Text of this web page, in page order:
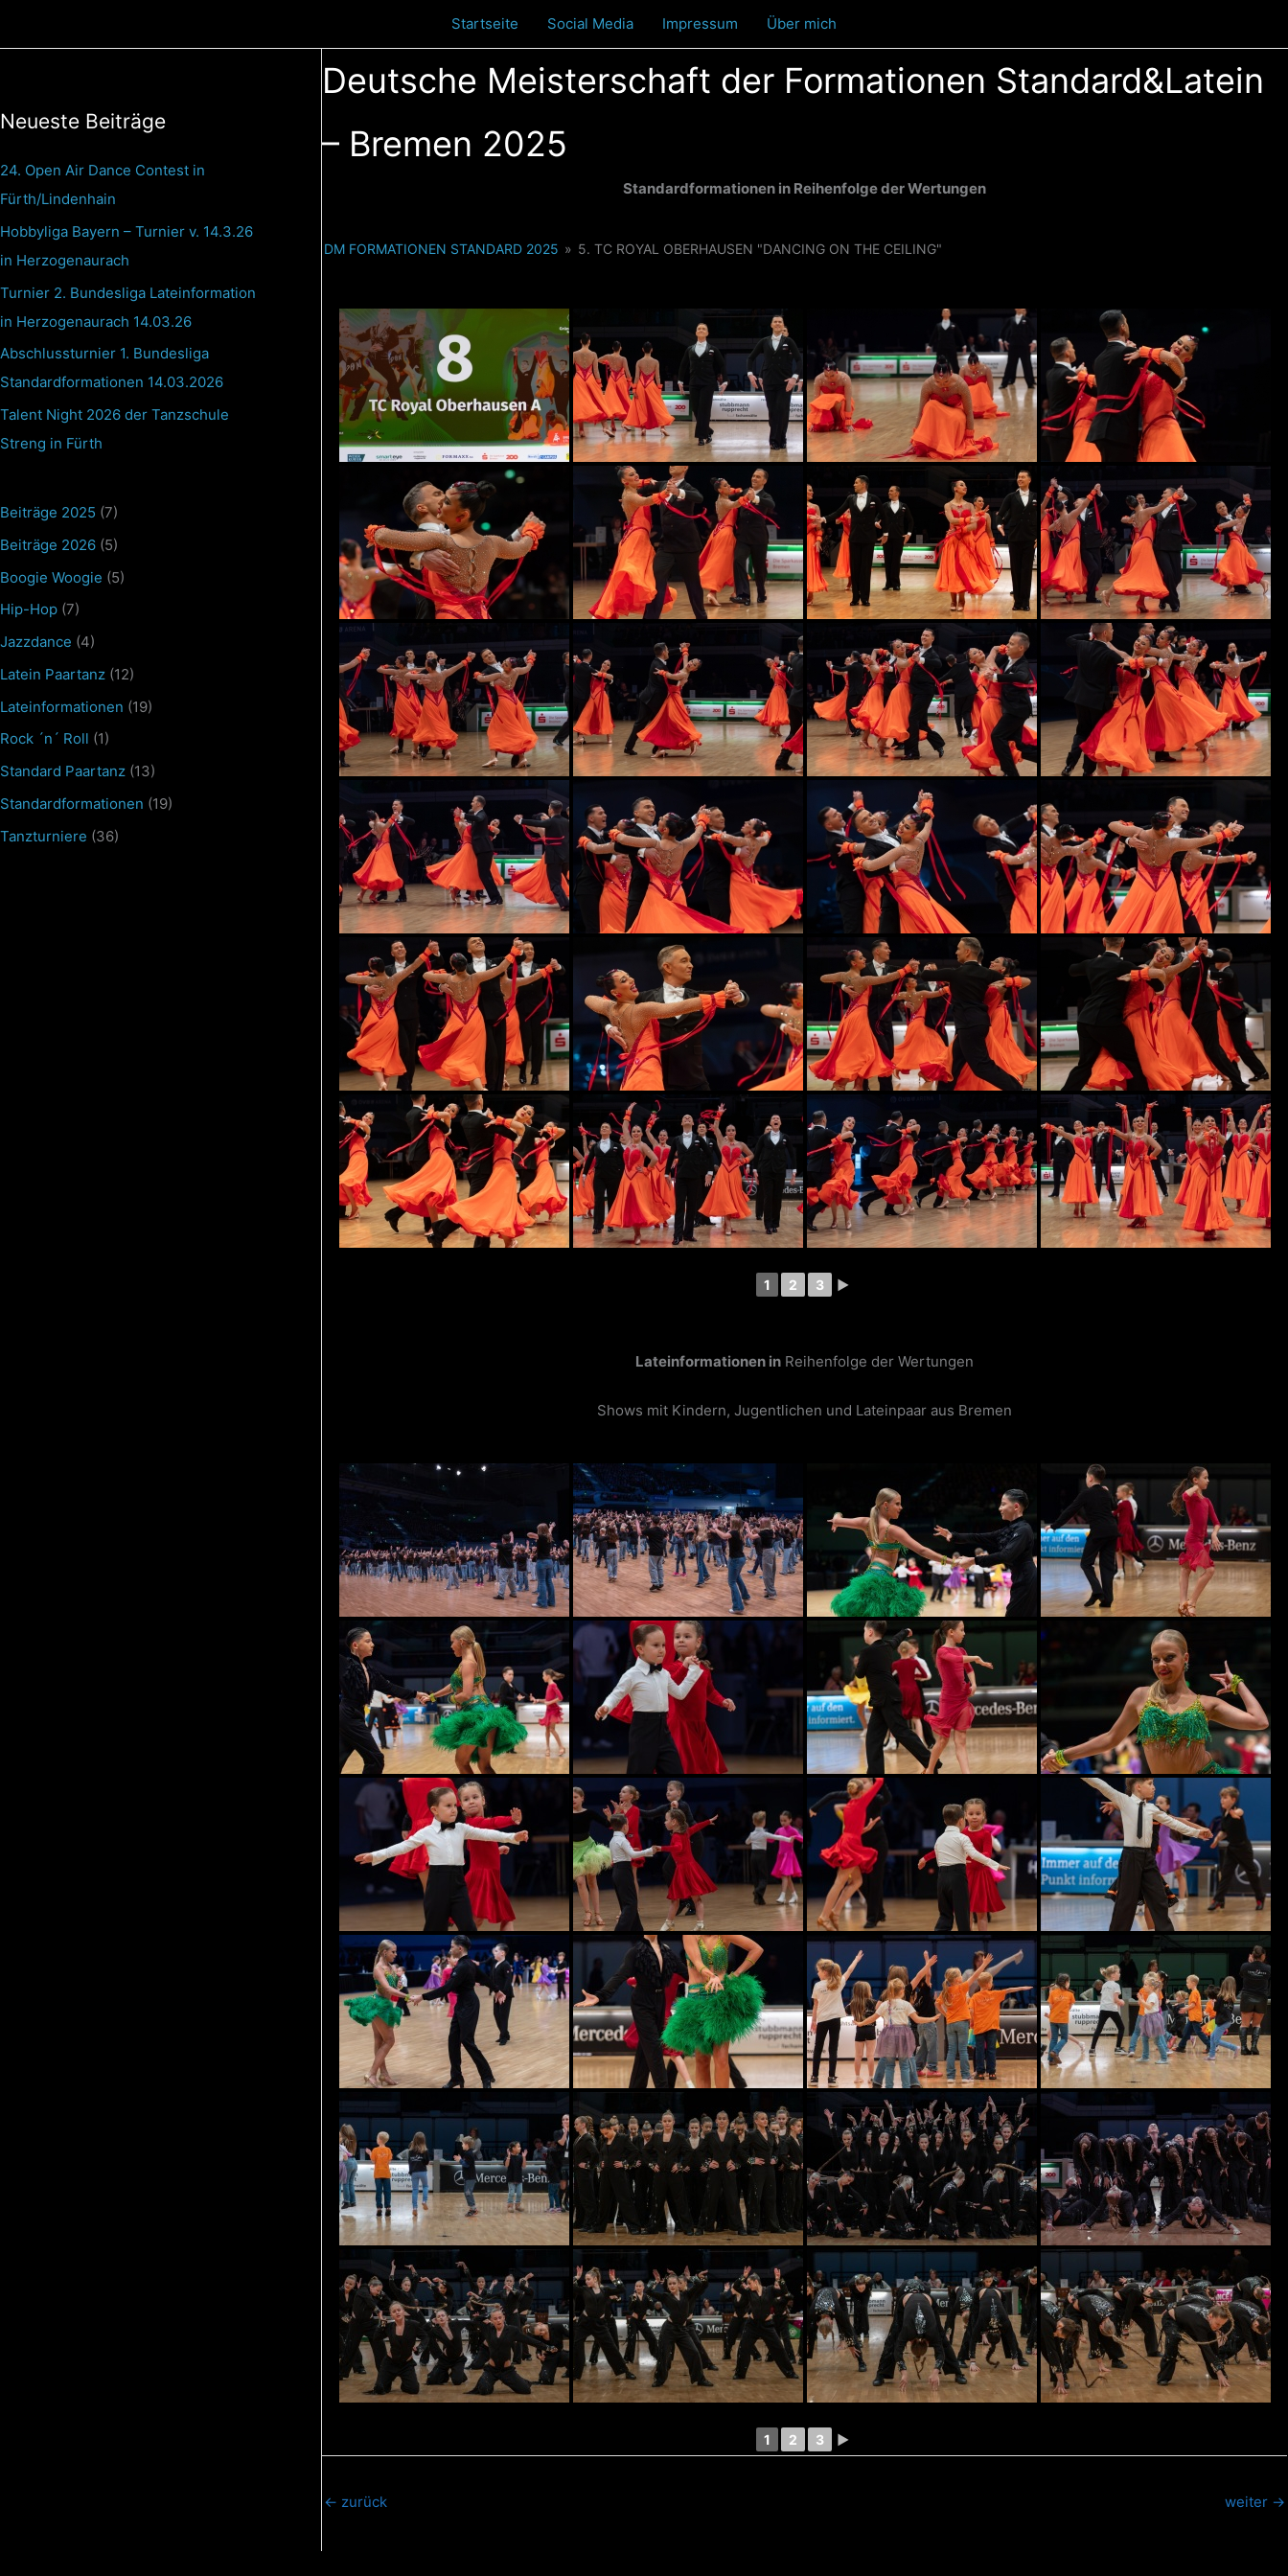
Startseite Social Media Impressum Über mich
Neueste Beiträge
24. Open Air Dance Contest in
Fürth/Lindenhain
Hobbyliga Bayern – Turnier v. 14.3.26
in Herzogenaurach
Turnier 2. Bundesliga Lateinformation
in Herzogenaurach 14.03.26
Abschlussturnier 1. Bundesliga
Standardformationen 14.03.2026
Talent Night 2026 der Tanzschule
Streng in Fürth
Beiträge 2025 (7)
Beiträge 2026 (5)
Boogie Woogie (5)
Hip-Hop (7)
Jazzdance (4)
Latein Paartanz (12)
Lateinformationen (19)
Rock ´n´ Roll (1)
Standard Paartanz (13)
Standardformationen (19)
Tanzturniere (36)
Deutsche Meisterschaft der Formationen Standard&Latein
– Bremen 2025
Standardformationen in Reihenfolge der Wertungen
DM FORMATIONEN STANDARD 2025 » 5. TC ROYAL OBERHAUSEN "DANCING ON THE CEILING"
1 2 3 ►
Lateinformationen in Reihenfolge der Wertungen
Shows mit Kindern, Jugentlichen und Lateinpaar aus Bremen
1 2 3 ►
← zurück weiter →